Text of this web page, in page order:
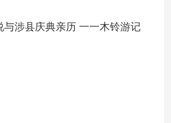
与涉县庆典亲历 一一木铃游记